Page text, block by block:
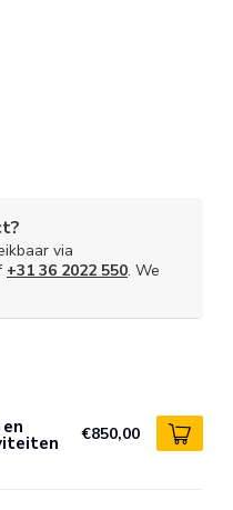
via
+31 36 2022 550. We
€850,00